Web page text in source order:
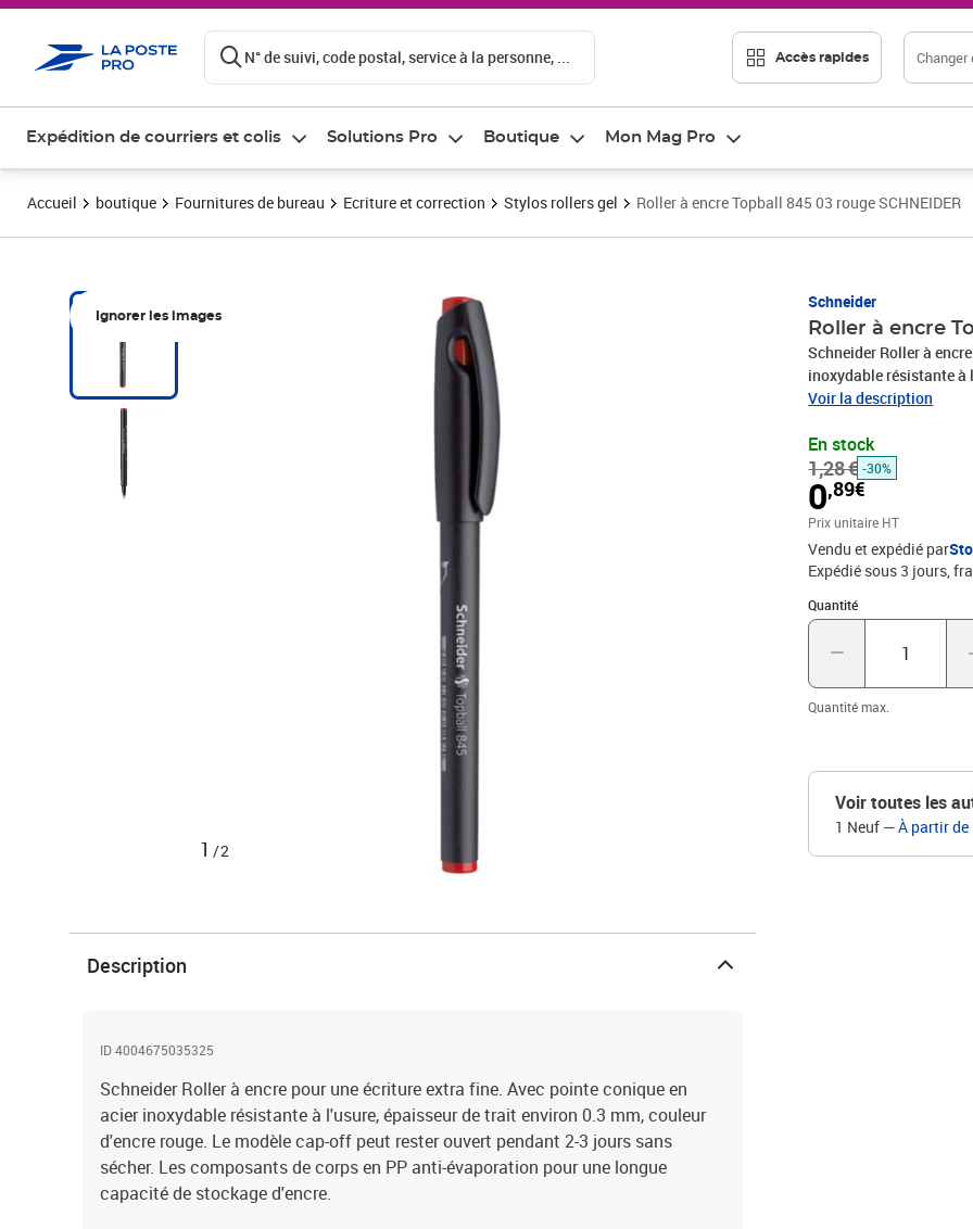
N° de suivi, code postal, service à la personne, ... Accès rapides Changer
Expédition de courriers et colis Solutions Pro Boutique Mon Mag Pro
Accueil boutique Fournitures de bureau Ecriture et correction Stylos rollers gel Roller à encre Topball 845 03 rouge SCHNEIDER
Ignorer les images
1 /2
Schneider
Roller à encre
Schneider Roller à
inoxydable résistante à
rouge. Le modèle cap-
d'encre.
Voir la description
En stock
1,28 €
Prix barré 1,28 €
-30%
0,89€
Prix 0,89€
Prix unitaire HT
Vendu et expédié par
Expédié sous 3 jours,
Quantité
Quantité : 1
Quantité max.
Voir toutes les
1 Neuf —À partir de
Description
ID 4004675035325
Schneider Roller à encre pour une écriture extra fine. Avec pointe conique en
acier inoxydable résistante à l'usure, épaisseur de trait environ 0.3 mm, couleur
d'encre rouge. Le modèle cap-off peut rester ouvert pendant 2-3 jours sans
sécher. Les composants de corps en PP anti-évaporation pour une longue
capacité de stockage d'encre.